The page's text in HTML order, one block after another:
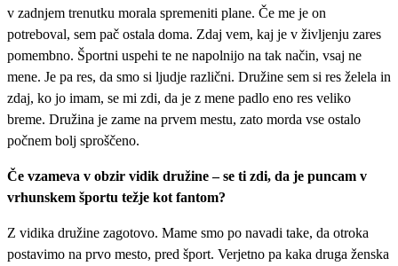
v zadnjem trenutku morala spremeniti plane. Če me je on
potreboval, sem pač ostala doma. Zdaj vem, kaj je v življenju zares
pomembno. Športni uspehi te ne napolnijo na tak način, vsaj ne
mene. Je pa res, da smo si ljudje različni. Družine sem si res želela in
zdaj, ko jo imam, se mi zdi, da je z mene padlo eno res veliko
breme. Družina je zame na prvem mestu, zato morda vse ostalo
počnem bolj sproščeno.
Če vzameva v obzir vidik družine – se ti zdi, da je puncam v
vrhunskem športu težje kot fantom?
Z vidika družine zagotovo. Mame smo po navadi take, da otroka
postavimo na prvo mesto, pred šport. Verjetno pa kaka druga ženska